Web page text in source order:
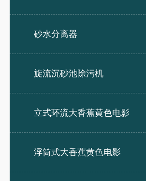
砂水分离器
旋流沉砂池除污机
立式环流大香蕉黄色电影
浮筒式大香蕉黄色电影